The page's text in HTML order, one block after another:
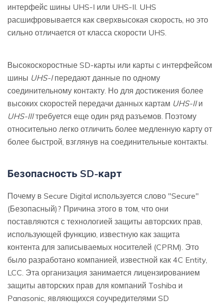
интерфейс шины UHS-I или UHS-II. UHS
расшифровывается как сверхвысокая скорость, но это
сильно отличается от класса скорости UHS.
Высокоскоростные SD-карты или карты с интерфейсом
шины UHS-Iпередают данные по одному
соединительному контакту. Но для достижения более
высоких скоростей передачи данных картам UHS-IIи
UHS-IIIтребуется еще один ряд разъемов. Поэтому
относительно легко отличить более медленную карту от
более быстрой, взглянув на соединительные контакты.
Безопасность SD-карт
Почему в Secure Digital используется слово "Secure"
(Безопасный)? Причина этого в том, что они
поставляются с технологией защиты авторских прав,
использующей функцию, известную как защита
контента для записываемых носителей (CPRM). Это
было разработано компанией, известной как 4C Entity,
LCC. Эта организация занимается лицензированием
защиты авторских прав для компаний Toshiba и
Panasonic, являющихся соучредителями SD